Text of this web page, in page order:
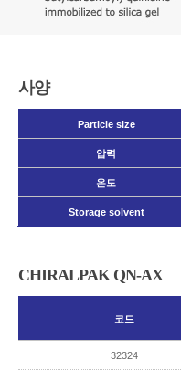
사양
Particle size
압력
온도
Storage solvent
CHIRALPAK QN-AX
코드
32324